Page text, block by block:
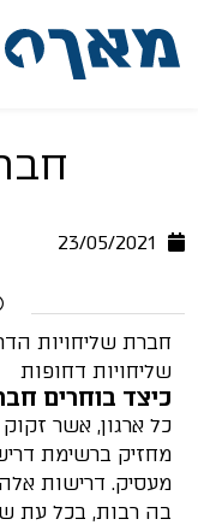
23/05/2021
חברת שליחויות
שליחויות דחופות
כיצד בוחרים
כל ארגון, אשר
מחזיק ברשימת
מעסיק. דרישות
בה רבות, בכל עת